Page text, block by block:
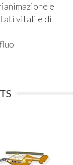
e
vitali e di